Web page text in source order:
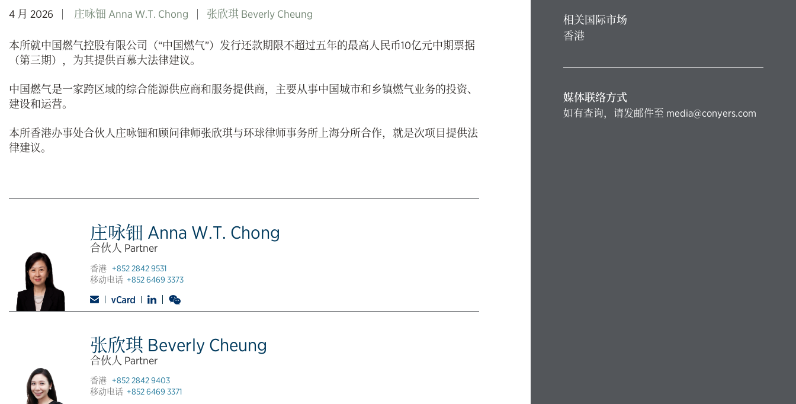
4 月 2026 庄咏钿 Anna W.T. Chong 张欣琪 Beverly Cheung
本所就中国燃气控股有限公司（“中国燃气”）发行还款期限不超过五年的最高人民币10亿元中期票据
（第三期），为其提供百慕大法律建议。
中国燃气是一家跨区域的综合能源供应商和服务提供商，主要从事中国城市和乡镇燃气业务的投资、
建设和运营。
本所香港办事处合伙人庄咏钿和顾问律师张欣琪与环球律师事务所上海分所合作，就是次项目提供法
律建议。
庄咏钿 Anna W.T. Chong
合伙人 Partner
香港+852 2842 9531
移动电话+852 6469 3373
张欣琪 Beverly Cheung
合伙人 Partner
香港+852 2842 9403
移动电话+852 6469 3371
相关国际市场
香港
媒体联络方式
如有查询，请发邮件至 media@conyers.com